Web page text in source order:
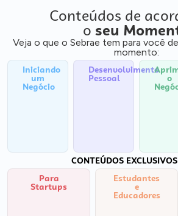
Conteúdos de
o seu
Veja o que o Sebrae tem para você
momento:
Iniciando
um
Negócio
Desenvolvimento
Pessoal o
CONTEÚDOS
Para
Startups
Estudantes
e
Educadores